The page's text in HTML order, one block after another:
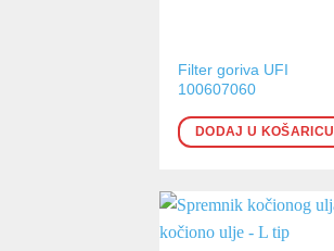
Filter goriva UFI
100607060
DODAJ U KOŠARICU